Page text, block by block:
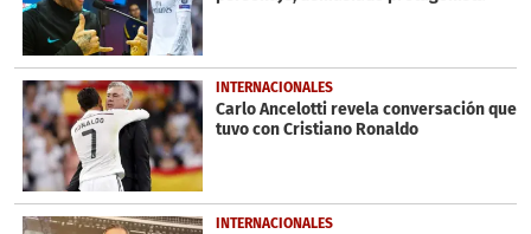
INTERNACIONALES
Carlo Ancelotti revela conversación que
tuvo con Cristiano Ronaldo
INTERNACIONALES